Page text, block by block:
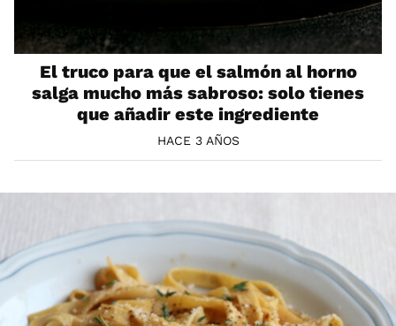
El truco para que el salmón al horno
salga mucho más sabroso: solo tienes
que añadir este ingrediente
HACE 3 AÑOS